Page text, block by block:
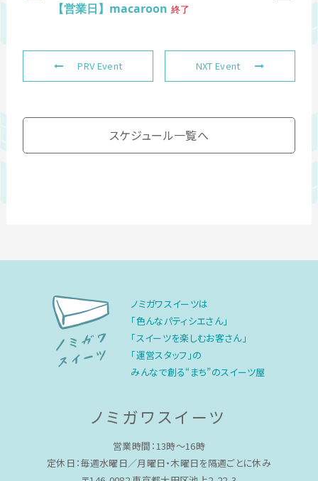
【営業日】macaroon 終了
PRV Event NXT Event
スケジュール一覧へ
ノミガワスイーツは
「色んなパティシエさん」
「スイーツを楽しむお客さん」
「運営スタッフ」の
みんなで創る“まち”のスイーツ屋
ノミガワスイーツ
営業時間：13時〜16時
定休日：毎週水曜日／月曜日・木曜日を隔週ごとに休み